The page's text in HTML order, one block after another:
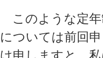
このような定年
については前回
け申しますと、